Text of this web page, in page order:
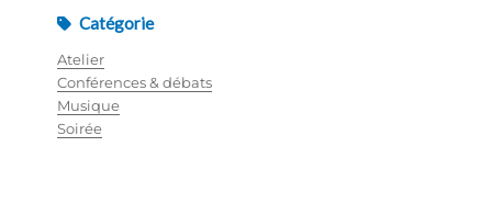
Catégorie
Atelier
Conférences & débats
Musique
Soirée